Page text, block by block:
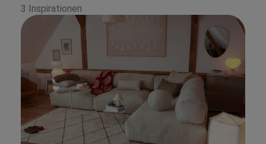
3 Inspirationen